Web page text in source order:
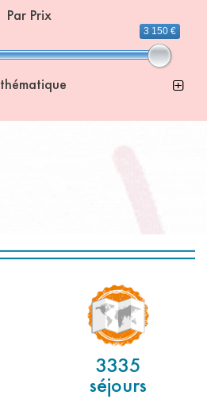
Par Prix
3 150 €
3335
séjours